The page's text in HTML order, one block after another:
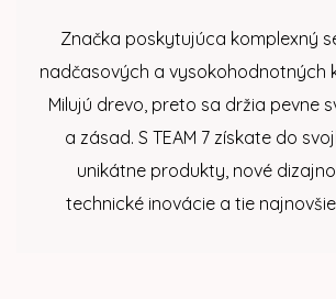
Značka poskytujúca komplexný
nadčasových a vysokohodnotných
Milujú drevo, preto sa držia pevne
a zásad. S TEAM 7 získate do
unikátne produkty, nové
technické inovácie a tie